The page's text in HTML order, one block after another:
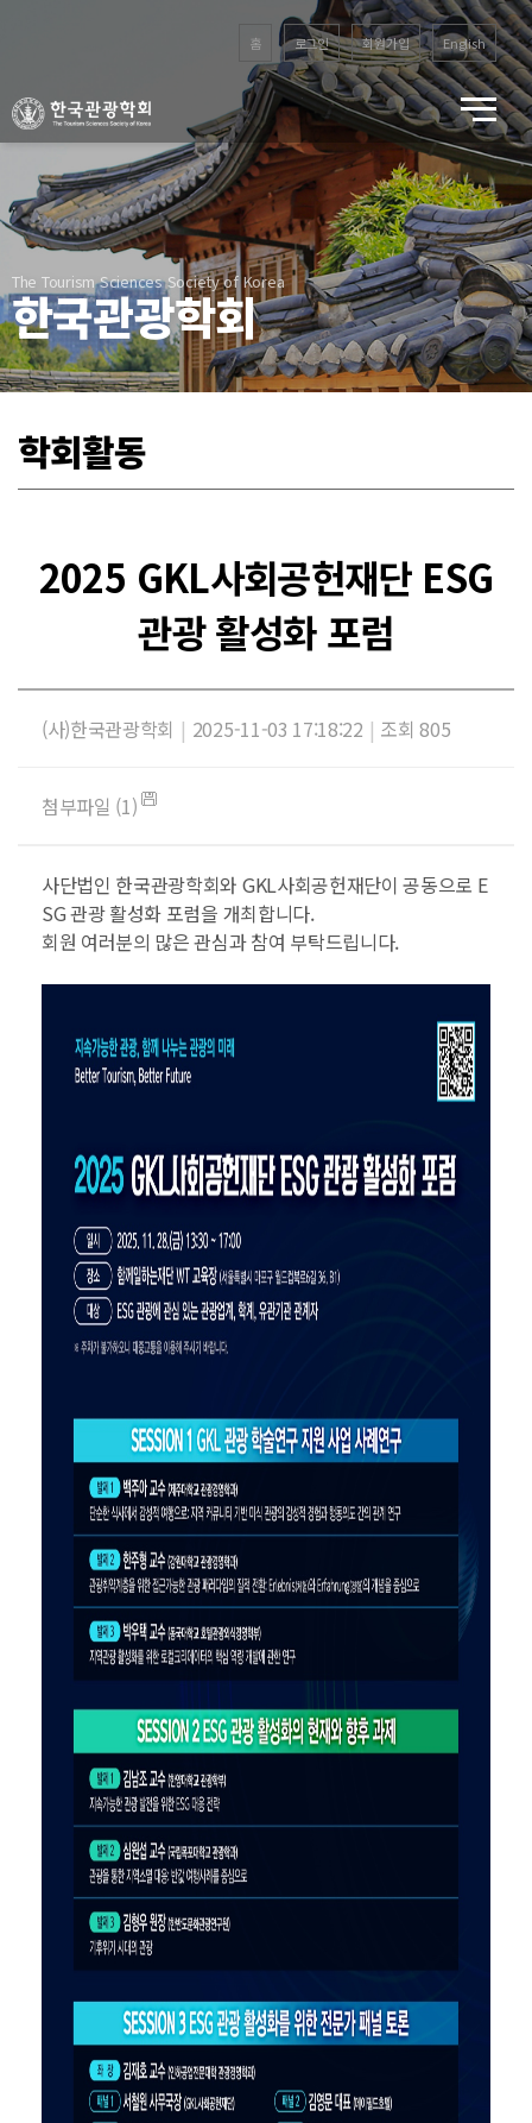
홈 로그인 회원가입 English
The Tourism Sciences Society of Korea
한국관광학회
학회활동
2025 GKL사회공헌재단 ESG
관광 활성화 포럼
(사)한국관광학회 | 2025-11-03 17:18:22 | 조회 805
첨부파일 (1)
사단법인 한국관광학회와 GKL사회공헌재단이 공동으로 E
SG 관광 활성화 포럼을 개최합니다.
회원 여러분의 많은 관심과 참여 부탁드립니다.